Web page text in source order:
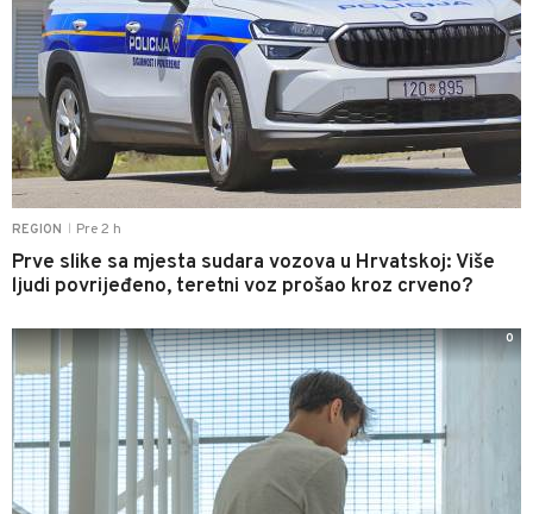
REGION Pre 2 h
Prve slike sa mjesta sudara vozova u Hrvatskoj: Više
ljudi povrijeđeno, teretni voz prošao kroz crveno?
0